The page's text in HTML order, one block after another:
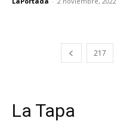
217
La Tapa